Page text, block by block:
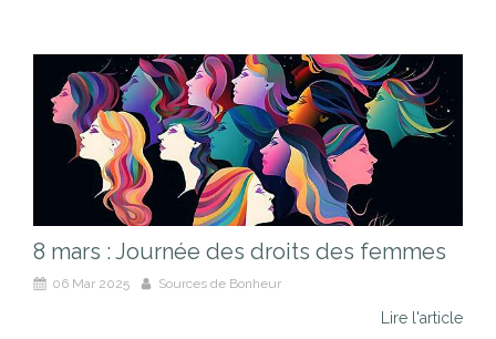
8 mars : Journée des droits des femmes
06 Mar 2025 Sources de Bonheur
Lire l'article